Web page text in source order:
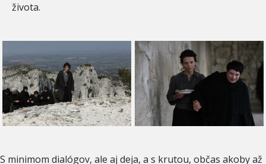
života.
S minimom dialógov, ale aj deja, a s krutou, občas akoby až